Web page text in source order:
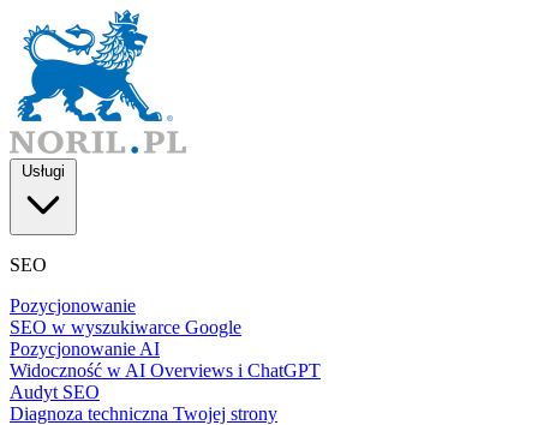
Usługi
SEO
Pozycjonowanie
SEO w wyszukiwarce Google
Pozycjonowanie AI
Widoczność w AI Overviews i ChatGPT
Audyt SEO
Diagnoza techniczna Twojej strony